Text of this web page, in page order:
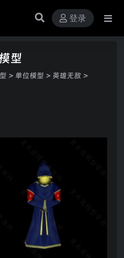
登录
型
> 单位模型 > 英雄无敌 >